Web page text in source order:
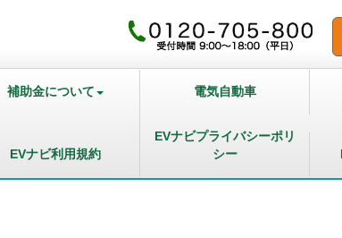
補助金について 電気自動車
EVナビ利用規約
EVナビプライバシーポリ
シー